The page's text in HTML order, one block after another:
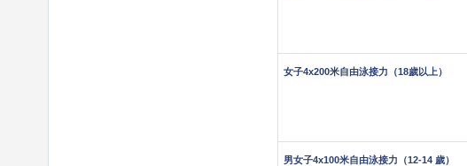
女子4x200米自由泳接力（18歲以上）
男女子4x100米自由泳接力（12-14 歲）